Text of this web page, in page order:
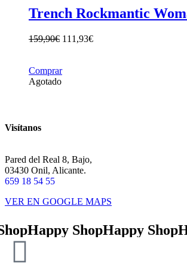
Trench Rockmantic
159,90€ 111,93€
Comprar
Agotado
Visítanos
Pared del Real 8, Bajo,
03430 Onil, Alicante.
659 18 54 55
VER EN GOOGLE MAPS
Happy ShopHappy Shop